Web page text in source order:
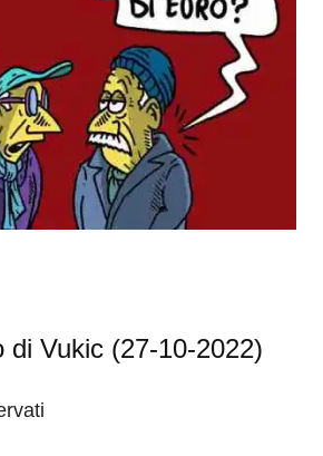
di Vukic (27-10-2022)